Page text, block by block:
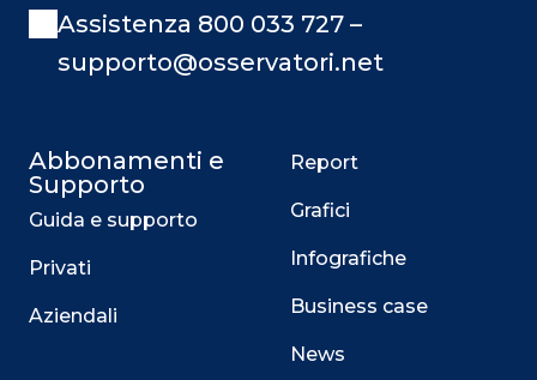
Assistenza 800 033 727 –
supporto@osservatori.net
Abbonamenti e
Supporto
Guida e supporto
Privati
Aziendali
Report
Grafici
Infografiche
Business case
News